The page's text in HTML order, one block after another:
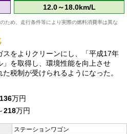
12.0～18.0km/L
ため、走行条件等により実際の燃料消費率は異な
をよりクリーンにし、「平成17年
を取得し、環境性能を向上させ
税制が受けられるようになった。
136万円
218万円
ステーションワゴン